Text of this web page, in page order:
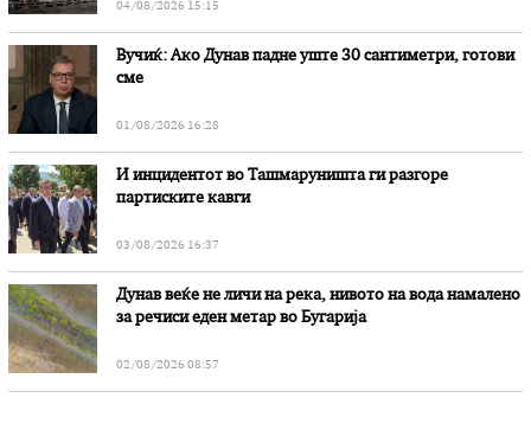
04/08/2026 15:15
Вучиќ: Ако Дунав падне уште 30 сантиметри, готови
сме
01/08/2026 16:28
И инцидентот во Ташмаруништa ги разгоре
партиските кавги
03/08/2026 16:37
Дунав веќе не личи на река, нивото на вода намалено
за речиси еден метар во Бугарија
02/08/2026 08:57